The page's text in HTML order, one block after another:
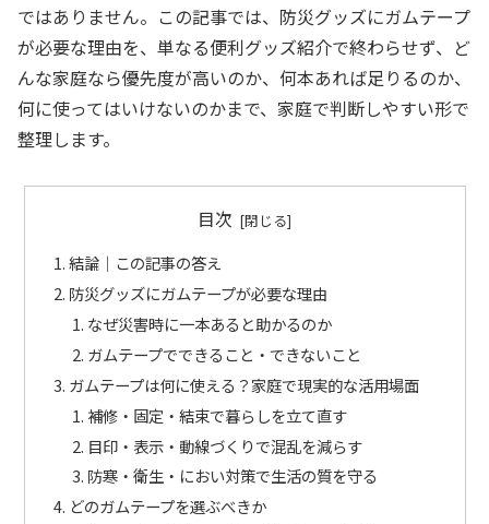
ではありません。この記事では、防災グッズにガムテープ
が必要な理由を、単なる便利グッズ紹介で終わらせず、ど
んな家庭なら優先度が高いのか、何本あれば足りるのか、
何に使ってはいけないのかまで、家庭で判断しやすい形で
整理します。
目次
結論｜この記事の答え
防災グッズにガムテープが必要な理由
なぜ災害時に一本あると助かるのか
ガムテープでできること・できないこと
ガムテープは何に使える？家庭で現実的な活用場面
補修・固定・結束で暮らしを立て直す
目印・表示・動線づくりで混乱を減らす
防寒・衛生・におい対策で生活の質を守る
どのガムテープを選ぶべきか